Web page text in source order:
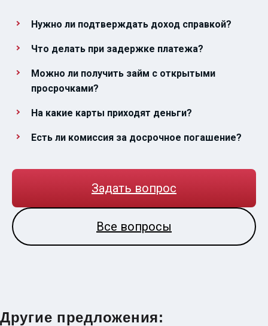
Нужно ли подтверждать доход справкой?
Что делать при задержке платежа?
Можно ли получить займ с открытыми
просрочками?
На какие карты приходят деньги?
Есть ли комиссия за досрочное погашение?
Задать вопрос
Все вопросы
Другие предложения: